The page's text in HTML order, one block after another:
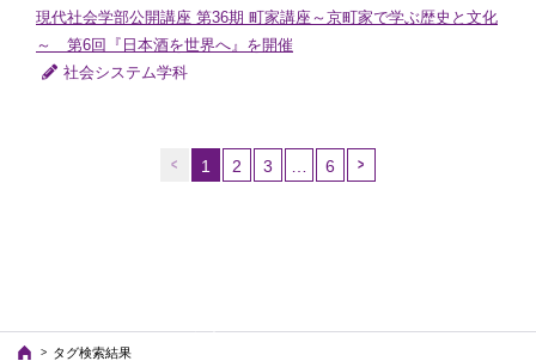
現代社会学部公開講座 第36期 町家講座～京町家で学ぶ歴史と文化
～ 第6回『日本酒を世界へ』を開催
社会システム学科
1
ジ）
2 3 6
タグ検索結果